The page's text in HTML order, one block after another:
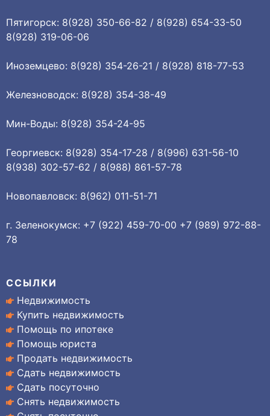
Пятигорск: 8(928) 350-66-82 / 8(928) 654-33-50
8(928) 319-06-06
Иноземцево: 8(928) 354-26-21 / 8(928) 818-77-53
Железноводск: 8(928) 354-38-49
Мин-Воды: 8(928) 354-24-95
Георгиевск: 8(928) 354-17-28 / 8(996) 631-56-10
8(938) 302-57-62 / 8(988) 861-57-78
Новопавловск: 8(962) 011-51-71
г. Зеленокумск: +7 (922) 459-70-00 +7 (989) 972-88-
78
ССЫЛКИ
Недвижимость
Купить недвижимость
Помощь по ипотеке
Помощь юриста
Продать недвижимость
Сдать недвижимость
Сдать посуточно
Снять недвижимость